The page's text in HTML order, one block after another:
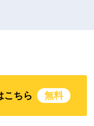
こちら 無料